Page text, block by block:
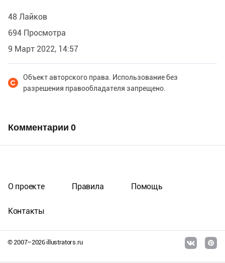
48 Лайков
694 Просмотра
9 Март 2022, 14:57
Объект авторского права. Использование без
разрешения правообладателя запрещено.
Комментарии 0
© 2007–2026illustrators.ru
О проекте Правила Помощь
Контакты